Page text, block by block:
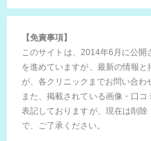
【免責事項】
このサイトは、2014年6月に公
を進めていますが、最新の情報
が、各クリニックまでお問い合わ
また、掲載されている画像・口
表記しておりますが、現在は削
で、ご了承ください。